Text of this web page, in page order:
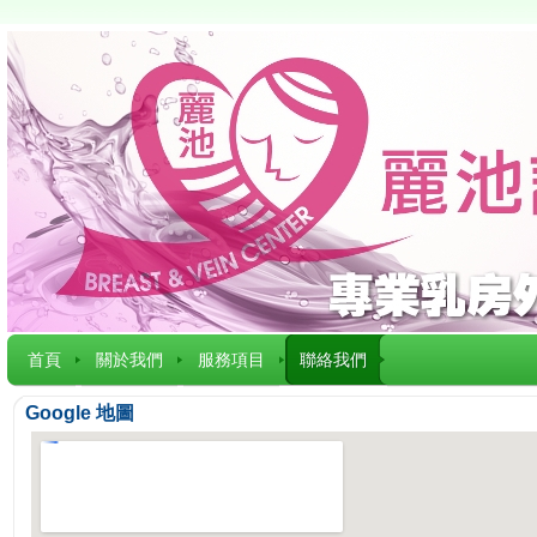
首頁 關於我們 服務項目 聯絡我們
Google 地圖